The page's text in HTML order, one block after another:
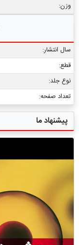
وزن:
سال انتشار:
قطع:
نوع جلد:
تعداد صفحه:
پیشنهاد ما